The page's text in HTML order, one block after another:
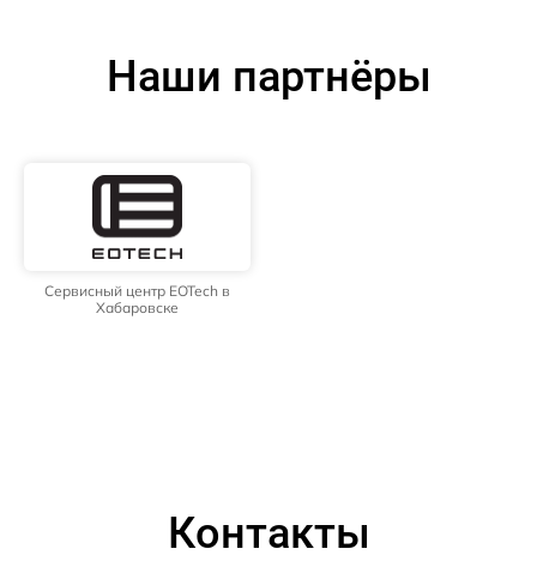
Наши партнёры
Сервисный центр EOTech в
Хабаровске
Контакты